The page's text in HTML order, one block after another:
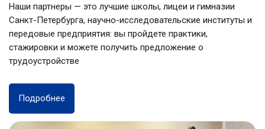
Наши партнеры — это лучшие школы, лицеи и гимназии
Санкт-Петербурга, научно-исследовательские институты и
передовые предприятия: вы пройдете практики,
стажировки и можете получить предложение о
трудоустройстве
Подробнее